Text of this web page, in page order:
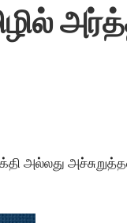
அல்லது